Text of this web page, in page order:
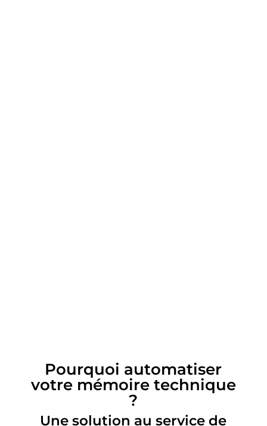
Pourquoi automatiser
votre mémoire technique
?
Une solution au service de